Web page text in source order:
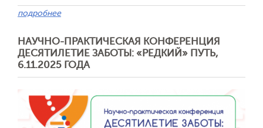
подробнее
НАУЧНО-ПРАКТИЧЕСКАЯ КОНФЕРЕНЦИЯ
ДЕСЯТИЛЕТИЕ ЗАБОТЫ: «РЕДКИЙ» ПУТЬ,
6.11.2025 ГОДА